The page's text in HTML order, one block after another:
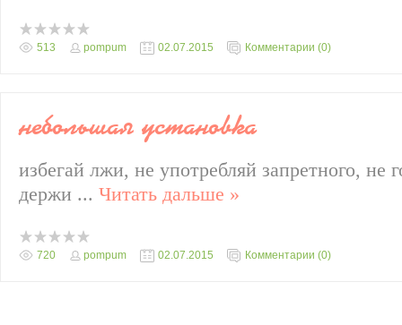
513 pompum 02.07.2015 Комментарии (0)
небольшая установка
избегай лжи, не употребляй запретного, не
держи ... Читать дальше »
720 pompum 02.07.2015 Комментарии (0)